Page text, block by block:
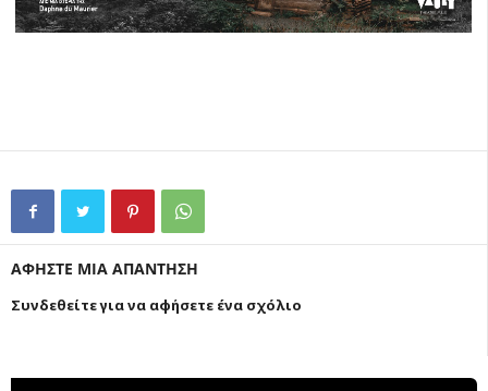
ous
ΑΦΗΣΤΕ ΜΙΑ ΑΠΑΝΤΗΣΗ
Συνδεθείτε για να αφήσετε ένα σχόλιο